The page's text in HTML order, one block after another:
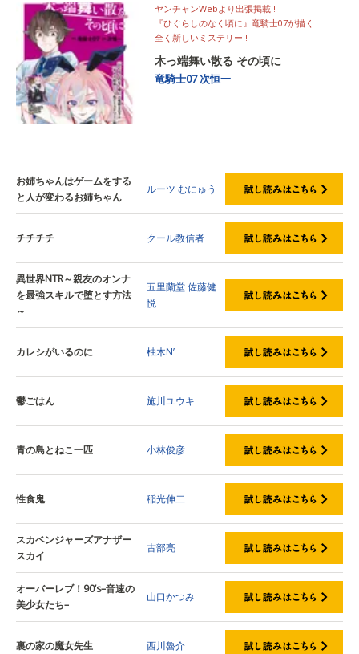
ヤンチャンWebより出張掲載‼
『ひぐらしのなく頃に』竜騎士07が描く
全く新しいミステリー‼
木っ端舞い散る その頃に
竜騎士07 次恒一
お姉ちゃんはゲームをする
と人が変わるお姉ちゃん
ルーツ むにゅう
チチチチ クール教信者
異世界NTR～親友のオンナ
を最強スキルで堕とす方法
～
五里蘭堂佐藤健
悦
カレシがいるのに 柚木N’
鬱ごはん 施川ユウキ
青の島とねこ一匹 小林俊彦
性食鬼 稲光伸二
スカベンジャーズアナザー
スカイ
古部亮
オーバーレブ！90’s–音速の
美少女たち–
山口かつみ
裏の家の魔女先生 西川魯介